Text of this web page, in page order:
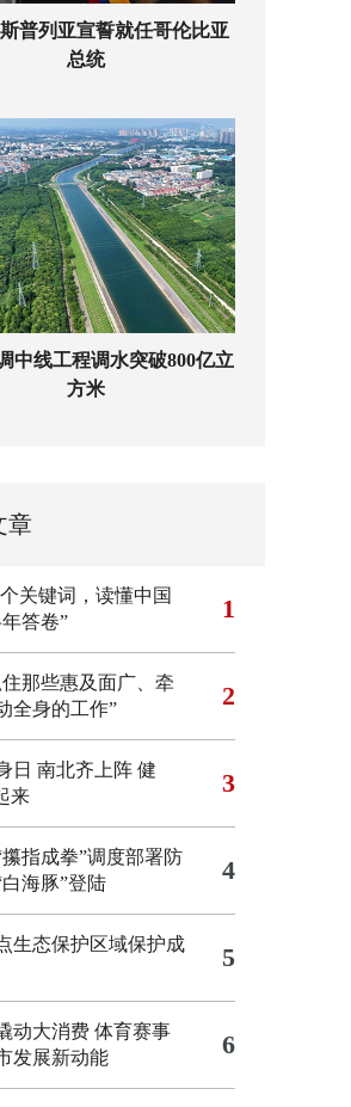
普列亚宣誓就任哥伦比亚
总统
中线工程调水突破800亿立
方米
章
关键词，读懂中国
答卷”
1
那些惠及面广、牵
全身的工作”
2
日 南北齐上阵 健
来
3
指成拳”调度部署防
海豚”登陆
4
生态保护区域保护成
5
动大消费 体育赛事
发展新动能
6